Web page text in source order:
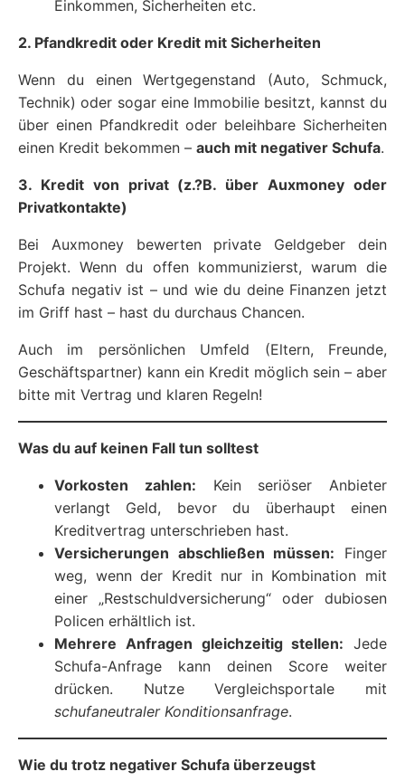
Einkommen, Sicherheiten etc.
2. Pfandkredit oder Kredit mit Sicherheiten
Wenn du einen Wertgegenstand (Auto, Schmuck,
Technik) oder sogar eine Immobilie besitzt, kannst du
über einen Pfandkredit oder beleihbare Sicherheiten
einen Kredit bekommen – auch mit negativer Schufa.
3. Kredit von privat (z.?B. über Auxmoney oder
Privatkontakte)
Bei Auxmoney bewerten private Geldgeber dein
Projekt. Wenn du offen kommunizierst, warum die
Schufa negativ ist – und wie du deine Finanzen jetzt
im Griff hast – hast du durchaus Chancen.
Auch im persönlichen Umfeld (Eltern, Freunde,
Geschäftspartner) kann ein Kredit möglich sein – aber
bitte mit Vertrag und klaren Regeln!
Was du auf keinen Fall tun solltest
Vorkosten zahlen: Kein seriöser Anbieter
verlangt Geld, bevor du überhaupt einen
Kreditvertrag unterschrieben hast.
Versicherungen abschließen müssen: Finger
weg, wenn der Kredit nur in Kombination mit
einer „Restschuldversicherung“ oder dubiosen
Policen erhältlich ist.
Mehrere Anfragen gleichzeitig stellen: Jede
Schufa-Anfrage kann deinen Score weiter
drücken. Nutze Vergleichsportale mit
schufaneutraler Konditionsanfrage.
Wie du trotz negativer Schufa überzeugst